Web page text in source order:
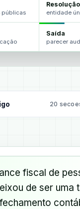
públicas
Resolução
entidade
Saída
parecer
20
fiscal de
de ser uma